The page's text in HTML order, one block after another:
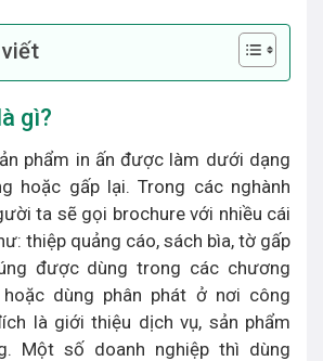
gì?
phẩm in ấn được làm dưới dạng
hoặc gấp lại. Trong các nghành
ta sẽ gọi brochure với nhiều cái
thiệp quảng cáo, sách bìa, tờ gấp
được dùng trong các chương
dùng phân phát ở nơi công
là giới thiệu dịch vụ, sản phẩm
Một số doanh nghiệp thì dùng